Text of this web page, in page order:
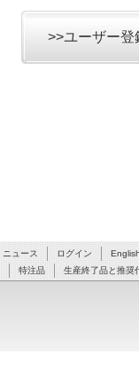
>>ユーザー
ニュース ログイン
特注品 生産終了品と推奨